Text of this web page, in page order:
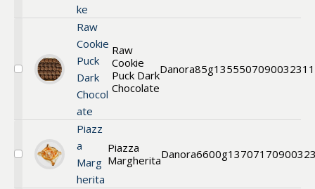
ke
Välj
Dark
Raw
Cookie
Puck
Dark
Chocol
ate
Raw
Cookie
Puck Dark
Chocolate
Danora85g13555
Välj
Piazz
a
Marg
herita
Piazza
MargheritaDanora6600g13707